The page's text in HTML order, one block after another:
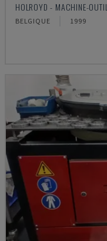
HOLROYD - MACHINE-OUTIL
BELGIQUE 1999